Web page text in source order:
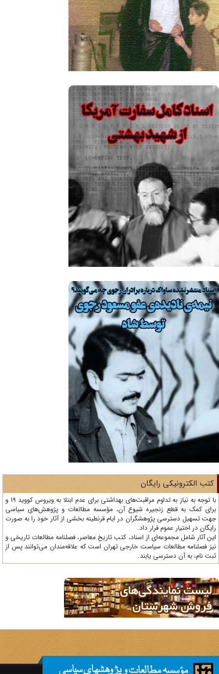
رایگان
با توجه به نیاز به تداوم مراقبت‌های بهداشتی برای عدم ابتلا به ویروس کووید 19 و
زنجیره شیوع آن، مؤسسه مطالعات و پژوهش‌های سیاسی
پژوهشگران در ایام قرنطینه بخشی از آثار خود را به صورت
قرار داد.
از اسناد، کتب تاریخ معاصر، فصلنامه‌ مطالعات تاریخی و
سیاست خارجی تهران است که علاقه‌مندان می‌توانند پس از
یابند.